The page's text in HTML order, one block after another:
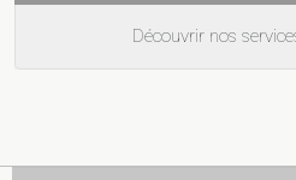
Découvrir nos